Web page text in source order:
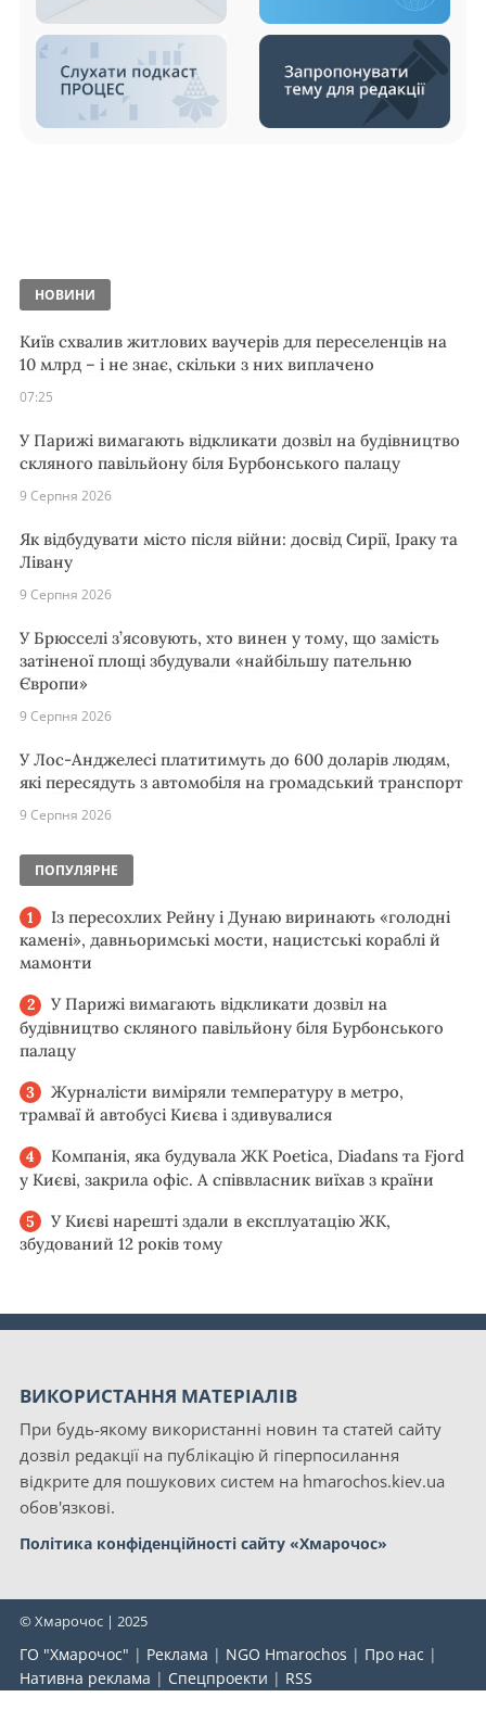
НОВИНИ
Київ схвалив житлових ваучерів для переселенців на
10 млрд – і не знає, скільки з них виплачено
07:25
У Парижі вимагають відкликати дозвіл на будівництво
скляного павільйону біля Бурбонського палацу
9 Серпня 2026
Як відбудувати місто після війни: досвід Сирії, Іраку та
Лівану
9 Серпня 2026
У Брюсселі з’ясовують, хто винен у тому, що замість
затіненої площі збудували «найбільшу пательню
Європи»
9 Серпня 2026
У Лос-Анджелесі платитимуть до 600 доларів людям,
які пересядуть з автомобіля на громадський транспорт
9 Серпня 2026
ПОПУЛЯРНЕ
Із пересохлих Рейну і Дунаю виринають «голодні
камені», давньоримські мости, нацистські кораблі й
мамонти
У Парижі вимагають відкликати дозвіл на
будівництво скляного павільйону біля Бурбонського
палацу
Журналісти виміряли температуру в метро,
трамваї й автобусі Києва і здивувалися
Компанія, яка будувала ЖК Poetica, Diadans та Fjord
у Києві, закрила офіс. А співвласник виїхав з країни
У Києві нарешті здали в експлуатацію ЖК,
збудований 12 років тому
ВИКОРИСТАННЯ МАТЕРІАЛІВ
При будь-якому використанні новин та статей сайту
дозвіл редакції на публікацію й гіперпосилання
відкрите для пошукових систем на hmarochos.kiev.ua
обов'язкові.
Політика конфіденційності сайту «Хмарочос»
© Хмарочос | 2025
ГО "Хмарочос" | Реклама | NGO Hmarochos | Про нас |
Нативна реклама | Спецпроекти | RSS